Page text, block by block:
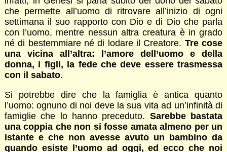
che permette all’uomo di ritrovare all’inizio di ogni
settimana il suo rapporto con Dio e di Dio che parla
con l’uomo, mentre nessun altra creatura è in grado
né di bestemmiare né di lodare il Creatore. Tre cose
una vicina all’altra: l’amore dell’uomo e della
donna, i figli, la fede che deve essere trasmessa
con il sabato.
Si potrebbe dire che la famiglia è antica quanto
l’uomo: ognuno di noi deve la sua vita ad un’infinità di
famiglie che lo hanno preceduto. Sarebbe bastata
una coppia che non si fosse amata almeno per un
istante e che non avesse avuto un bambino da
quando esiste l’uomo ad oggi, ed ecco che noi